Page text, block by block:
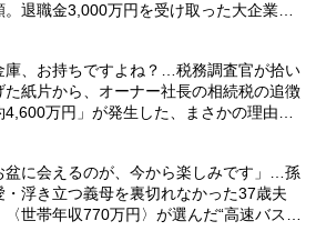
。退職金3,000万円を受け取った大企業元
庫、お持ちですよね？…税務調査官が拾い
た紙片から、オーナー社長の相続税の追徴
4,600万円」が発生した、まさかの理由
盆に会えるのが、今から楽しみです」…孫
・浮き立つ義母を裏切れなかった37歳夫
〈世帯年収770万円〉が選んだ“高速バス帰